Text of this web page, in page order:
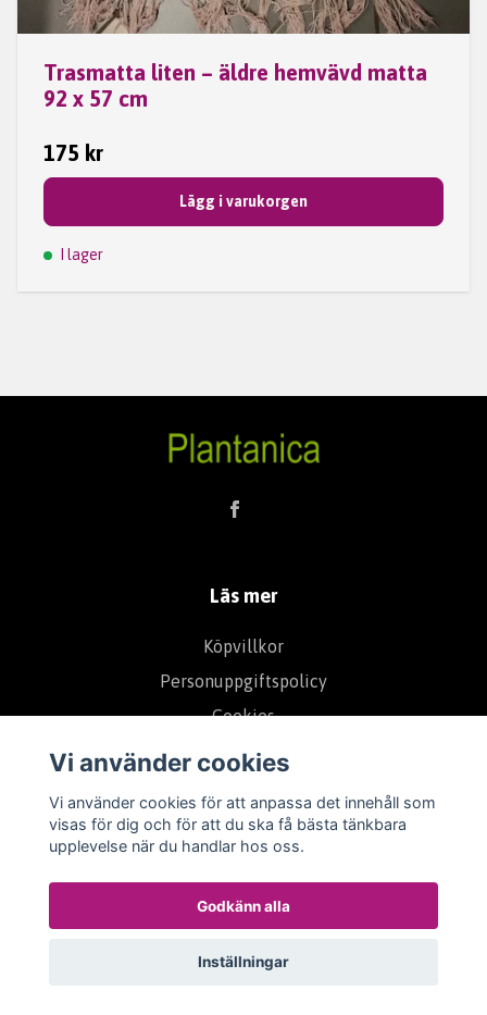
Trasmatta liten – äldre hemvävd matta
92 x 57 cm
175 kr
Lägg i varukorgen
I lager
Läs mer
Köpvillkor
Personuppgiftspolicy
Cookies
Om Oss
Kundklubb
Ångerrätt - Reklamation
Vi använder cookies
Vi använder cookies för att anpassa det innehåll som
visas för dig och för att du ska få bästa tänkbara
upplevelse när du handlar hos oss.
Godkänn alla
Inställningar